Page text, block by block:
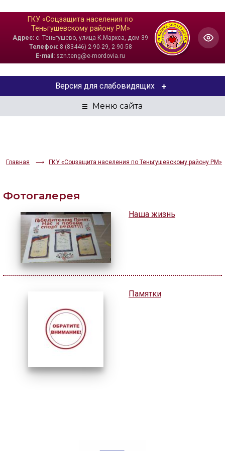
ГКУ «Соцзащита населения по
Теньгушевскому району РМ»
Адрес: с. Теньгушево, улица К.Маркса, дом 39
Телефон:8 (83446) 2-90-29, 2-90-58
E-mail: szn.teng@e-mordovia.ru
Главная ГКУ «Соцзащита населения по Теньгушевскому району РМ»
Версия для слабовидящих
ЦВЕТОВАЯ СХЕМА
Скрыть Ч/б
ГОЛОС
🔊 Включить озвучивание
Настройки по умолчанию
Настройки по умолчанию
Фотогалерея
Наша жизнь
Памятки